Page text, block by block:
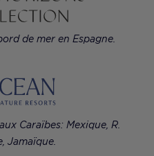
de mer en Espagne.
Caraïbes: Mexique, R.
Jamaïque.